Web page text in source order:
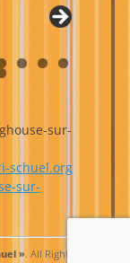
sur-
schuel.org
sur-
». All Rights